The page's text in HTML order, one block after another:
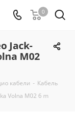
0
Jack-
M02
кабели - Кабель
Volna M02 6 m